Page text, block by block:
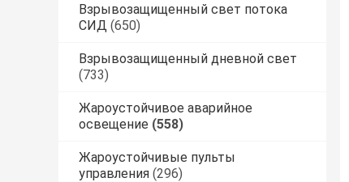
Взрывозащищенный свет потока
СИД (650)
Взрывозащищенный дневной свет
(733)
Жароустойчивое аварийное
освещение (558)
Жароустойчивые пульты
управления (296)